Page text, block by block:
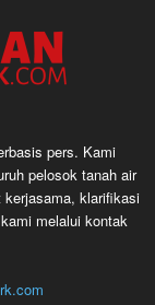
pers. Kami
pelosok tanah air
klarifikasi
melalui kontak